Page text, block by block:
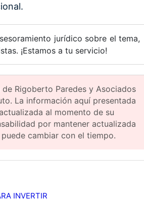
jurídico sobre el tema,
¡Estamos a tu servicio!
Rigoberto Paredes y Asociados
La información aquí presentada
al momento de su
por mantener actualizada
cambiar con el tiempo.
INVERTIR